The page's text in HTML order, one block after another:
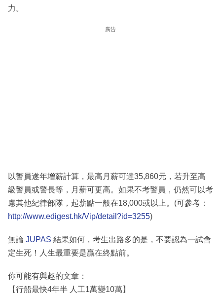
力。
廣告
以警員遂年增薪計算，最高月薪可達35,860元，若升至高
級警員或警長等，月薪可更高。如果不考警員，仍然可以考
慮其他紀律部隊，起薪點一般在18,000或以上。(可參考：
http://www.edigest.hk/Vip/detail?id=3255)
無論 JUPAS 結果如何，考生出路多的是，不要認為一試會
定生死！人生最重要是贏在終點前。
你可能有與趣的文章：
【行船最快4年半 人工1萬變10萬】